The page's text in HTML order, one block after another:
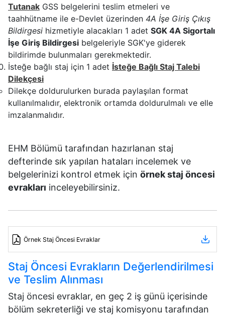
Tutanak GSS belgelerini teslim etmeleri ve
taahhütname ile e-Devlet üzerinden 4A İşe Giriş Çıkış
Bildirgesi hizmetiyle alacakları 1 adet SGK 4A Sigortalı
İşe Giriş Bildirgesi belgeleriyle SGK'ye giderek
bildirimde bulunmaları gerekmektedir.
İsteğe bağlı staj için 1 adet İsteğe Bağlı Staj Talebi
Dilekçesi
Dilekçe doldurulurken burada paylaşılan format
kullanılmalıdır, elektronik ortamda doldurulmalı ve elle
imzalanmalıdır.
EHM Bölümü tarafından hazırlanan staj
defterinde sık yapılan hataları incelemek ve
belgelerinizi kontrol etmek için örnek staj öncesi
evrakları inceleyebilirsiniz.
Örnek Staj Öncesi Evraklar
Staj Öncesi Evrakların Değerlendirilmesi
ve Teslim Alınması
Staj öncesi evraklar, en geç 2 iş günü içerisinde
bölüm sekreterliği ve staj komisyonu tarafından